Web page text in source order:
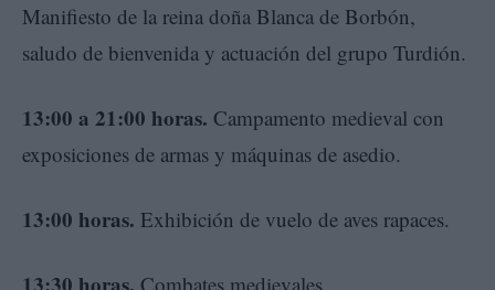
Manifiesto de la reina doña Blanca de Borbón,
saludo de bienvenida y actuación del grupo Turdión.
13:00 a 21:00 horas. Campamento medieval con
exposiciones de armas y máquinas de asedio.
13:00 horas. Exhibición de vuelo de aves rapaces.
13:30 horas. Combates medievales.